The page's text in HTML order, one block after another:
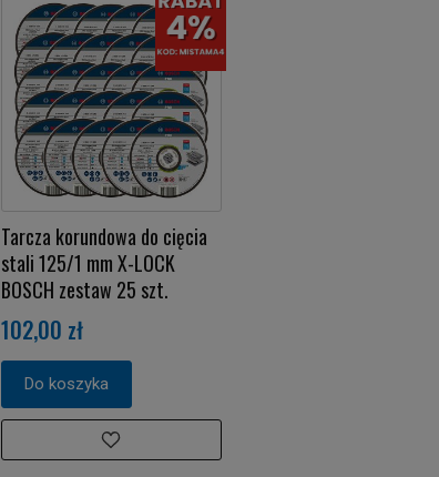
Tarcza korundowa do cięcia
stali 125/1 mm X-LOCK
BOSCH zestaw 25 szt.
102,00 zł
Do koszyka